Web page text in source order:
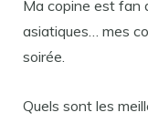
Ma copine est fan
asiatiques… mes
soirée.
Quels sont les